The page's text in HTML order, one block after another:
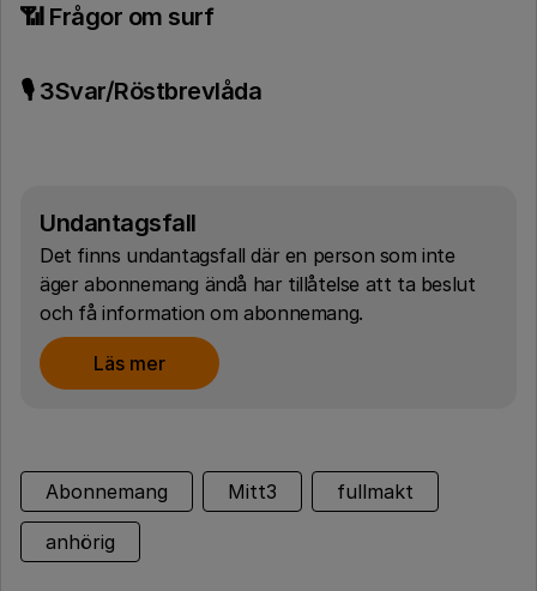
📶 Frågor om surf
🎙️ 3Svar/Röstbrevlåda
Undantagsfall
Det finns undantagsfall där en person som inte
äger abonnemang ändå har tillåtelse att ta beslut
och få information om abonnemang.
Läs mer
Abonnemang Mitt3 fullmakt
anhörig